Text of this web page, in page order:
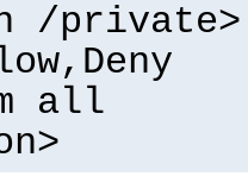
/private>
all